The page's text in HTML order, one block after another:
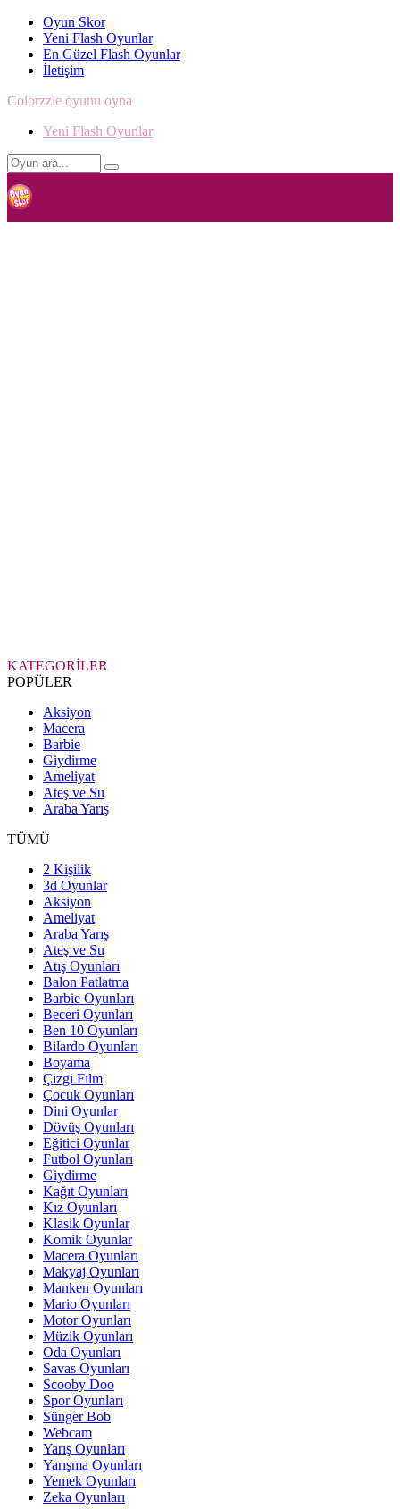
Oyun Skor
Yeni Flash Oyunlar
En Güzel Flash Oyunlar
İletişim
Colorzzle oyunu oyna
Yeni Flash Oyunlar
KATEGORİLER
POPÜLER
Aksiyon
Macera
Barbie
Giydirme
Ameliyat
Ateş ve Su
Araba Yarış
TÜMÜ
2 Kişilik
3d Oyunlar
Aksiyon
Ameliyat
Araba Yarış
Ateş ve Su
Atış Oyunları
Balon Patlatma
Barbie Oyunları
Beceri Oyunları
Ben 10 Oyunları
Bilardo Oyunları
Boyama
Çizgi Film
Çocuk Oyunları
Dini Oyunlar
Dövüş Oyunları
Eğitici Oyunlar
Futbol Oyunları
Giydirme
Kağıt Oyunları
Kız Oyunları
Klasik Oyunlar
Komik Oyunlar
Macera Oyunları
Makyaj Oyunları
Manken Oyunları
Mario Oyunları
Motor Oyunları
Müzik Oyunları
Oda Oyunları
Savas Oyunları
Scooby Doo
Spor Oyunları
Sünger Bob
Webcam
Yarış Oyunları
Yarışma Oyunları
Yemek Oyunları
Zeka Oyunları